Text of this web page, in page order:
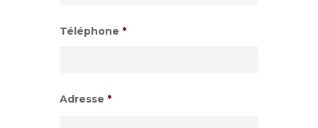
MM
Téléphone *
Adresse *